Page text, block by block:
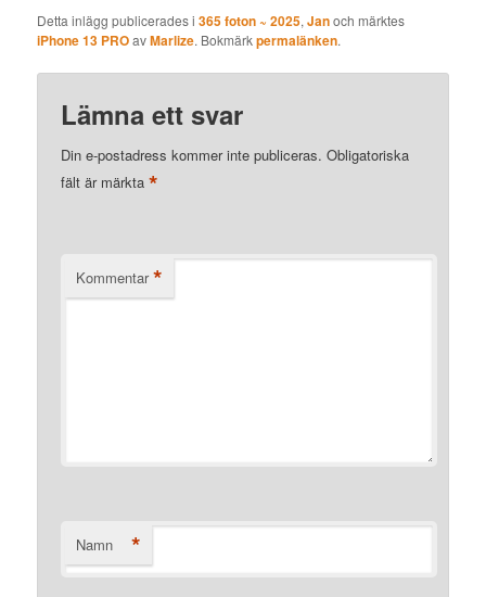
Detta inlägg publicerades i365 foton ~ 2025,Janoch märktes
iPhone 13 PROavMarlize. Bokmärkpermalänken.
Lämna ett svar
Din e-postadress kommer inte publiceras. Obligatoriska
fält är märkta*
Kommentar *
Namn *